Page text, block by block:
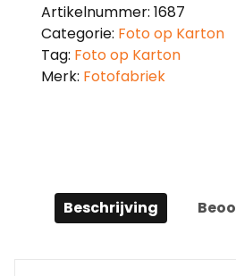
Artikelnummer: 1687
Categorie: Foto op Karton
Tag: Foto op Karton
Merk: Fotofabriek
Beschrijving